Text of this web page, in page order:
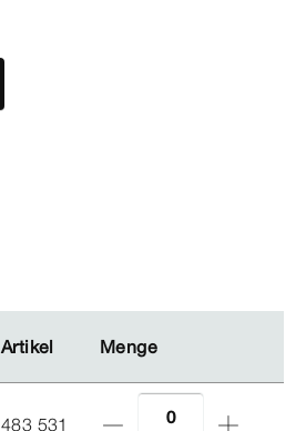
Artikel Menge
Artikel Menge
483 531